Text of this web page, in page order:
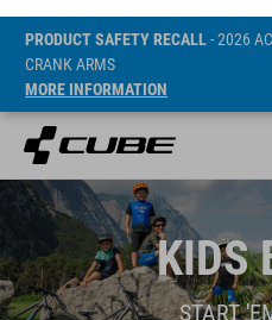
PRODUCT SAFETY RECALL- 2026
CRANK ARMS
MORE INFORMATION
KIDS
START